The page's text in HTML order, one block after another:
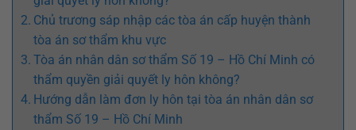
Chủ trương sáp nhập các tòa án cấp huyện thành
tòa án sơ thẩm khu vực
Tòa án nhân dân sơ thẩm Số 19 – Hồ Chí Minh có
thẩm quyền giải quyết ly hôn không?
Hướng dẫn làm đơn ly hôn tại tòa án nhân dân sơ
thẩm Số 19 – Hồ Chí Minh